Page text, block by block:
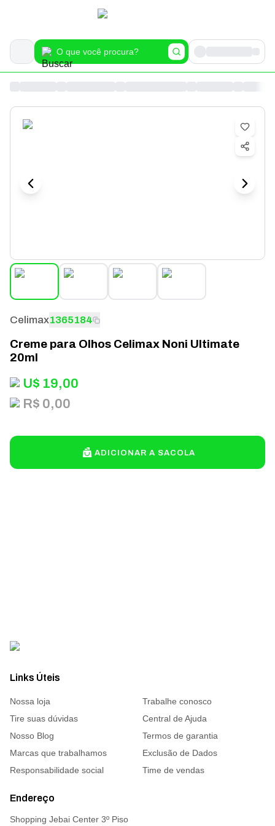
Celimax1365184
Creme para Olhos Celimax Noni Ultimate
20ml
U$ 19,00
R$ 0,00
ADICIONAR A SACOLA
Links Úteis
Nossa loja
Trabalhe conosco
Tire suas dúvidas
Central de Ajuda
Nosso Blog
Termos de garantia
Marcas que trabalhamos
Exclusão de Dados
Responsabilidade social
Time de vendas
Endereço
Shopping Jebai Center 3º Piso